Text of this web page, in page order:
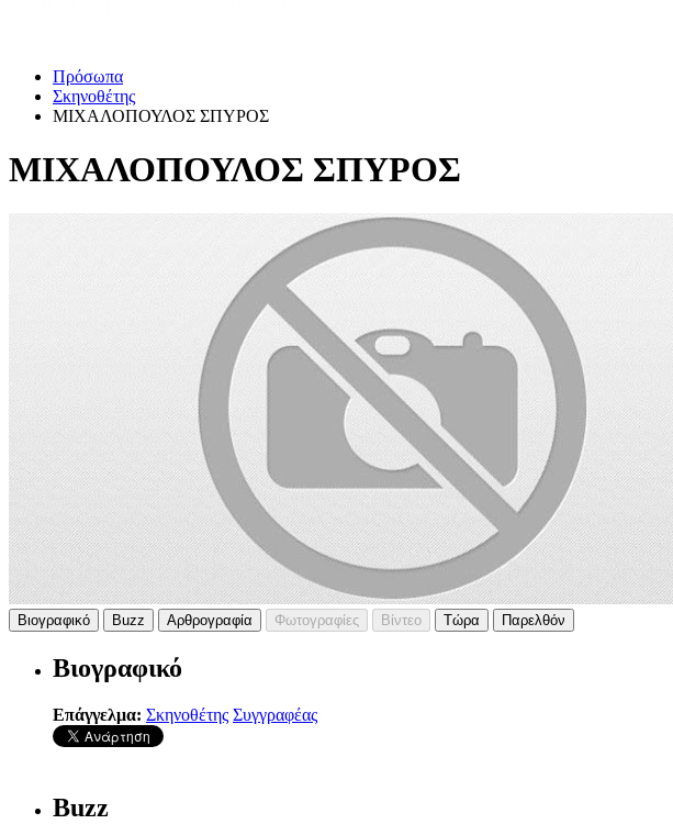
Πρόσωπα
Σκηνοθέτης
ΜΙΧΑΛΟΠΟΥΛΟΣ ΣΠΥΡΟΣ
ΜΙΧΑΛΟΠΟΥΛΟΣ ΣΠΥΡΟΣ
Βιογραφικό Buzz Αρθρογραφία Φωτογραφίες Βίντεο Τώρα Παρελθόν
Βιογραφικό
Επάγγελμα: Σκηνοθέτης Συγγραφέας
Buzz